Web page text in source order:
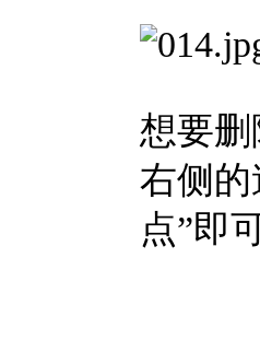
想要
右侧
点”即